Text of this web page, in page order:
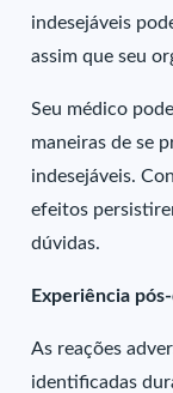
indesejáveis
assim que seu
Seu médico
maneiras de se
indesejáveis.
efeitos
dúvidas.
Experiência
As reações
identificadas